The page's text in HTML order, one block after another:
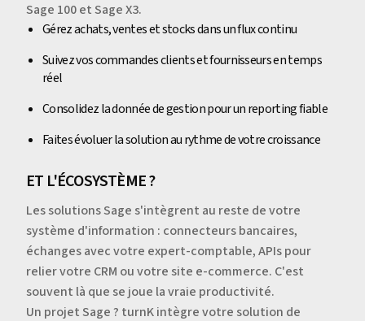
Sage 100 et Sage X3.
Gérez achats, ventes et stocks dans un flux continu
Suivez vos commandes clients et fournisseurs en temps
réel
Consolidez la donnée de gestion pour un reporting fiable
Faites évoluer la solution au rythme de votre croissance
ET L'ÉCOSYSTÈME ?
Les solutions Sage s'intègrent au reste de votre
système d'information : connecteurs bancaires,
échanges avec votre expert-comptable, APIs pour
relier votre CRM ou votre site e-commerce. C'est
souvent là que se joue la vraie productivité.
Un projet Sage ? turnK intègre votre solution de